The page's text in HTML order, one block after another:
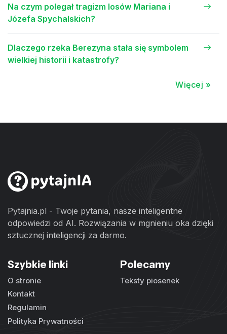
Na czym polegał tragizm losów Mariana i
Józefa Spychalskich?
Dlaczego rzeka Berezyna stała się symbolem
wielkiej historii i katastrofy?
Więcej »
Pytajnia.pl - Twoje pytania, nasze inteligentne
odpowiedzi od AI. Rozwiązania w mgnieniu oka dzięki
sztucznej inteligencji za darmo.
Szybkie linki
O stronie
Kontakt
Regulamin
Polityka Prywatności
Polecamy
Teksty piosenek